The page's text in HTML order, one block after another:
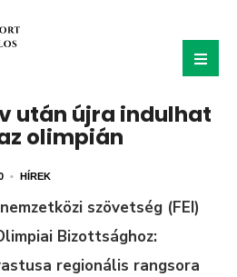
után újra indulhat
olimpián
• HÍREK
szövetség (FEI)
Bizottsághoz:
regionális rangsora